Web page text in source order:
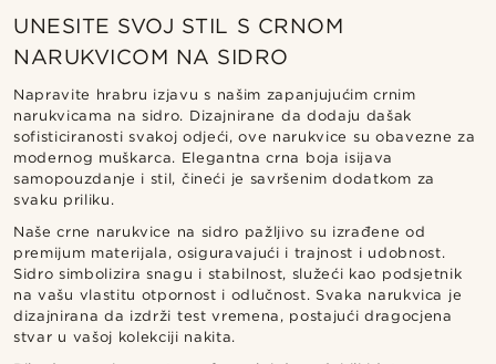
UNESITE SVOJ STIL S CRNOM
NARUKVICOM NA SIDRO
Napravite hrabru izjavu s našim zapanjujućim crnim
narukvicama na sidro. Dizajnirane da dodaju dašak
sofisticiranosti svakoj odjeći, ove narukvice su obavezne za
modernog muškarca. Elegantna crna boja isijava
samopouzdanje i stil, čineći je savršenim dodatkom za
svaku priliku.
Naše crne narukvice na sidro pažljivo su izrađene od
premijum materijala, osiguravajući i trajnost i udobnost.
Sidro simbolizira snagu i stabilnost, služeći kao podsjetnik
na vašu vlastitu otpornost i odlučnost. Svaka narukvica je
dizajnirana da izdrži test vremena, postajući dragocjena
stvar u vašoj kolekciji nakita.